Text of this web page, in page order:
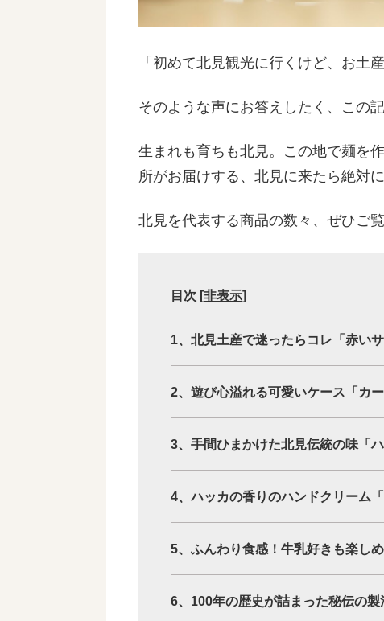
「初めて北見観光に行くけど、お土
そのような声にお答えしたく、この
生まれも育ちも北見。この地で麺を
所がお届けする、北見に来たら絶対
北見を代表する商品の数々、ぜひご
目次 [非表示]
1、北見土産で迷ったらコレ「赤いサ
2、遊び心溢れる可愛いケース「カ
3、手間ひまかけた北見伝統の味「ハ
4、ハッカの香りのハンドクリーム「
5、ふんわり食感！牛乳好きも楽し
6、100年の歴史が詰まった秘伝の製